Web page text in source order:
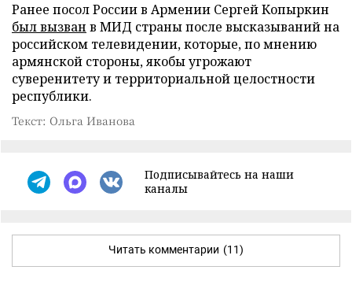
Ранее посол России в Армении Сергей Копыркин
был вызван в МИД страны после высказываний на
российском телевидении, которые, по мнению
армянской стороны, якобы угрожают
суверенитету и территориальной целостности
республики.
Текст: Ольга Иванова
Подписывайтесь на наши
каналы
Читать комментарии (11)